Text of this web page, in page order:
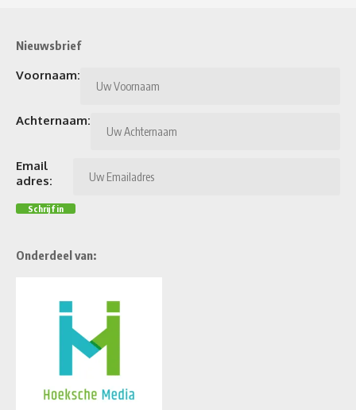
Nieuwsbrief
Voornaam:
Achternaam:
Email
adres:
Onderdeel van: